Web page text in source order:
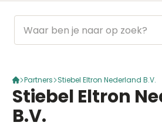
Partners Stiebel Eltron Nederland B.V.
Stiebel Eltron
B.V.